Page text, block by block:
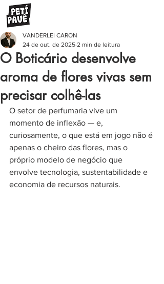
O Boticário desenvolve
aroma de flores vivas sem
precisar colhê-las
VANDERLEI CARON
24 de out. de 2025 2 min de leitura
O setor de perfumaria vive um
momento de inflexão — e,
curiosamente, o que está em jogo não é
apenas o cheiro das flores, mas o
próprio modelo de negócio que
envolve tecnologia, sustentabilidade e
economia de recursos naturais.